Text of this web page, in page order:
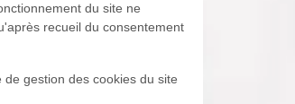
du site ne
recueil du consentement
gestion des cookies du site